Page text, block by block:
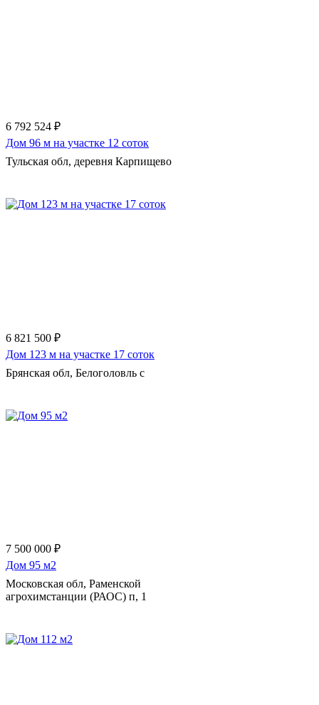
6 792 524 ₽
Дом 96 м на участке 12 соток
Тульская обл, деревня Карпищево
6 821 500 ₽
Дом 123 м на участке 17 соток
Брянская обл, Белоголовль с
7 500 000 ₽
Дом 95 м2
Московская обл, Раменской
агрохимстанции (РАОС) п, 1